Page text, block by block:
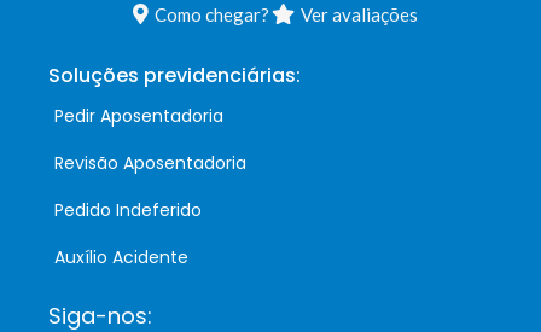
Como chegar? Ver avaliações
Soluções previdenciárias:
Pedir Aposentadoria
Revisão Aposentadoria
Pedido Indeferido
Auxílio Acidente
Siga-nos: